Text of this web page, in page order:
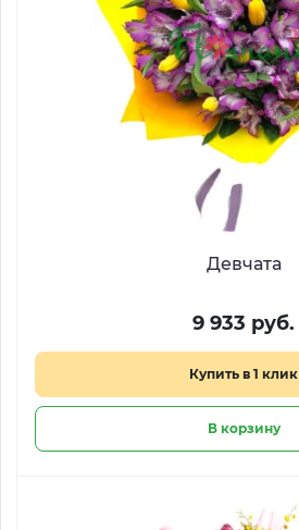
Девчата
9 933 руб.
Купить в 1 клик
В корзину